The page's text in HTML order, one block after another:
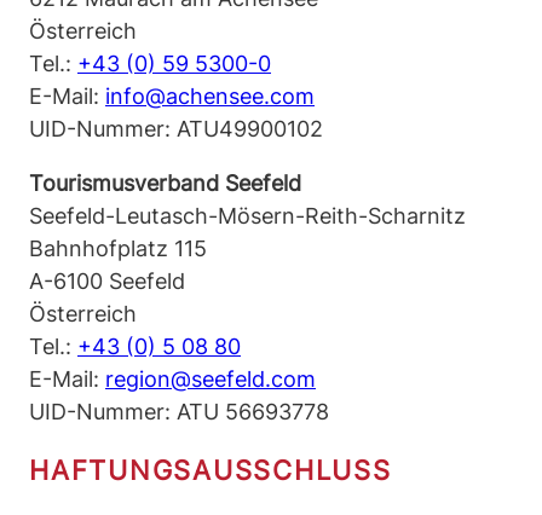
Österreich
Tel.: +43 (0) 59 5300-0
E-Mail: info@achensee.com
UID-Nummer: ATU49900102
Tourismusverband Seefeld
Seefeld-Leutasch-Mösern-Reith-Scharnitz
Bahnhofplatz 115
A-6100 Seefeld
Österreich
Tel.: +43 (0) 5 08 80
E-Mail: region@seefeld.com
UID-Nummer: ATU 56693778
HAFTUNGSAUSSCHLUSS